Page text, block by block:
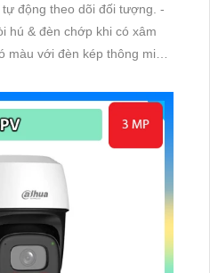
động theo dõi đối tượng. -
hú & đèn chớp khi có xâm
với đèn kép thông minh